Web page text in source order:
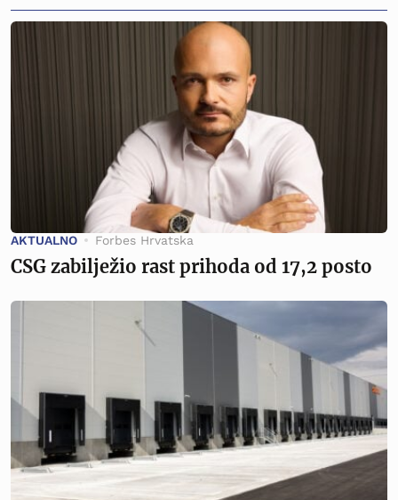
AKTUALNO Forbes Hrvatska
CSG zabilježio rast prihoda od 17,2 posto